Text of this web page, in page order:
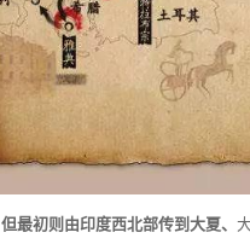
但最初则由印度西北部传到大夏、